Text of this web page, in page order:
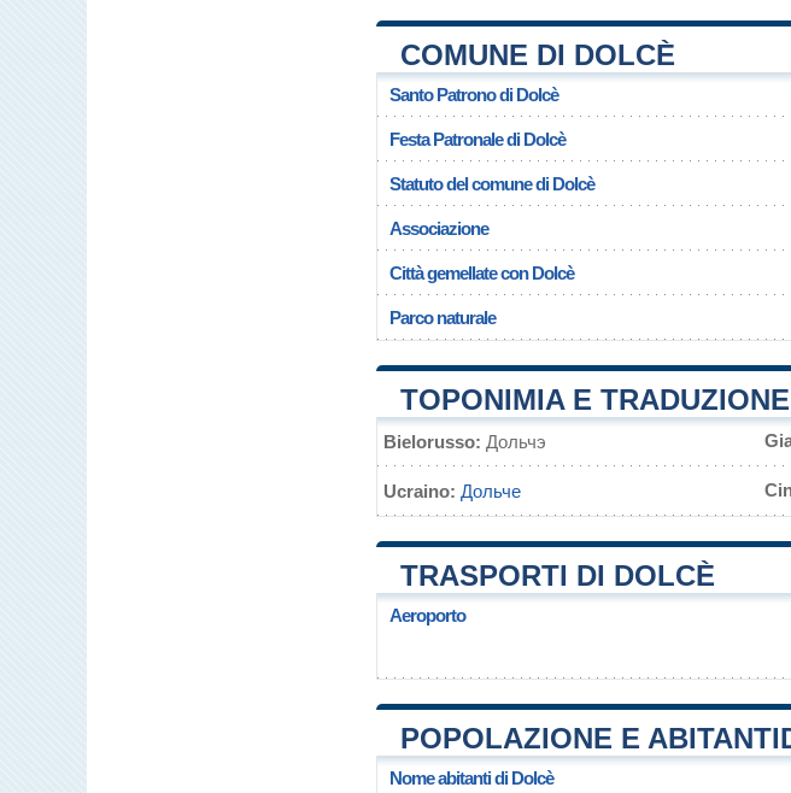
COMUNE DI DOLCÈ
Santo Patrono di Dolcè
Festa Patronale di Dolcè
Statuto del comune di Dolcè
Associazione
Città gemellate con Dolcè
Parco naturale
TOPONIMIA E
Bielorusso: Дольчэ
Ucraino: Дольче
TRASPORTI DI DOLCÈ
Aeroporto
POPOLAZIONE E
Nome abitanti di Dolcè